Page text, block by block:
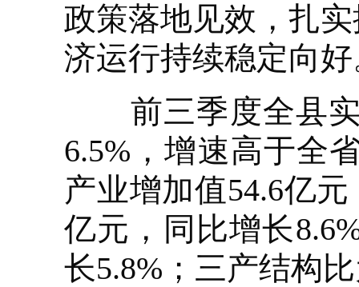
政策落地见效，扎
济运行持续稳定向
前三季度全县实
6.5%，增速高于全
产业增加值54.6亿
亿元，同比增长
长5.8%；三产结构